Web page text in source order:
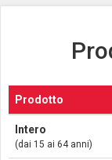
Prodotto
Intero
(dai 15 ai 64 anni)